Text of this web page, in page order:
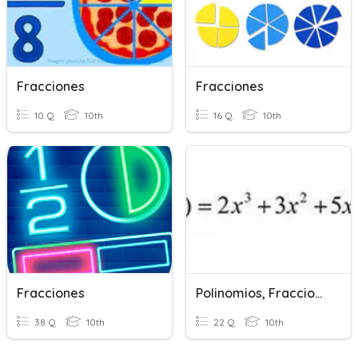
Fracciones
10 Q 10th
Fracciones
16 Q 10th
Fracciones
38 Q 10th
Polinomios, Fracciones Algebraicas
22 Q 10th